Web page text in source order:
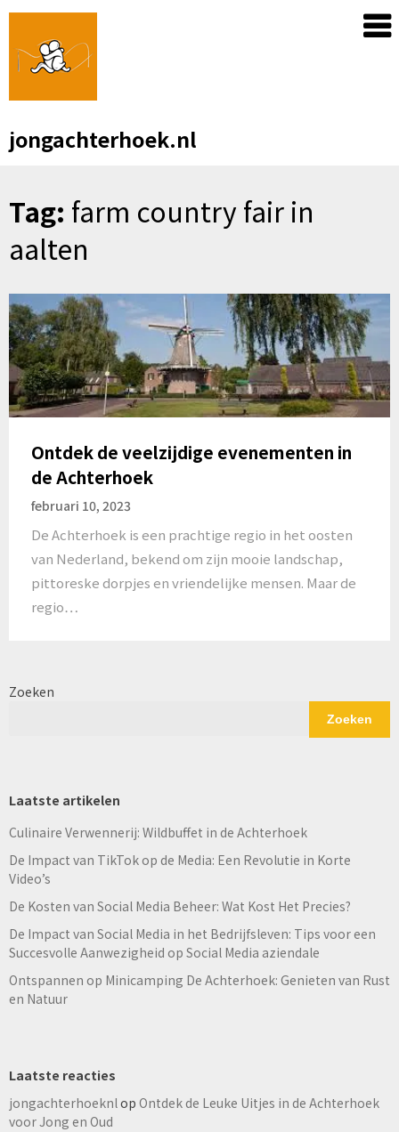
Skip
content
jongachterhoek.nl
Tag: farm country fair in
aalten
Ontdek de veelzijdige evenementen in
de Achterhoek
februari 10, 2023
De Achterhoek is een prachtige regio in het oosten
van Nederland, bekend om zijn mooie landschap,
pittoreske dorpjes en vriendelijke mensen. Maar de
regio…
Zoeken
Zoeken
Laatste artikelen
Culinaire Verwennerij: Wildbuffet in de Achterhoek
De Impact van TikTok op de Media: Een Revolutie in Korte
Video’s
De Kosten van Social Media Beheer: Wat Kost Het Precies?
De Impact van Social Media in het Bedrijfsleven: Tips voor een
Succesvolle Aanwezigheid op Social Media aziendale
Ontspannen op Minicamping De Achterhoek: Genieten van Rust
en Natuur
Laatste reacties
jongachterhoeknlop Ontdek de Leuke Uitjes in de Achterhoek
voor Jong en Oud